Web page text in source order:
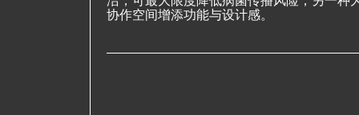
协作空间增添功能与设计感。